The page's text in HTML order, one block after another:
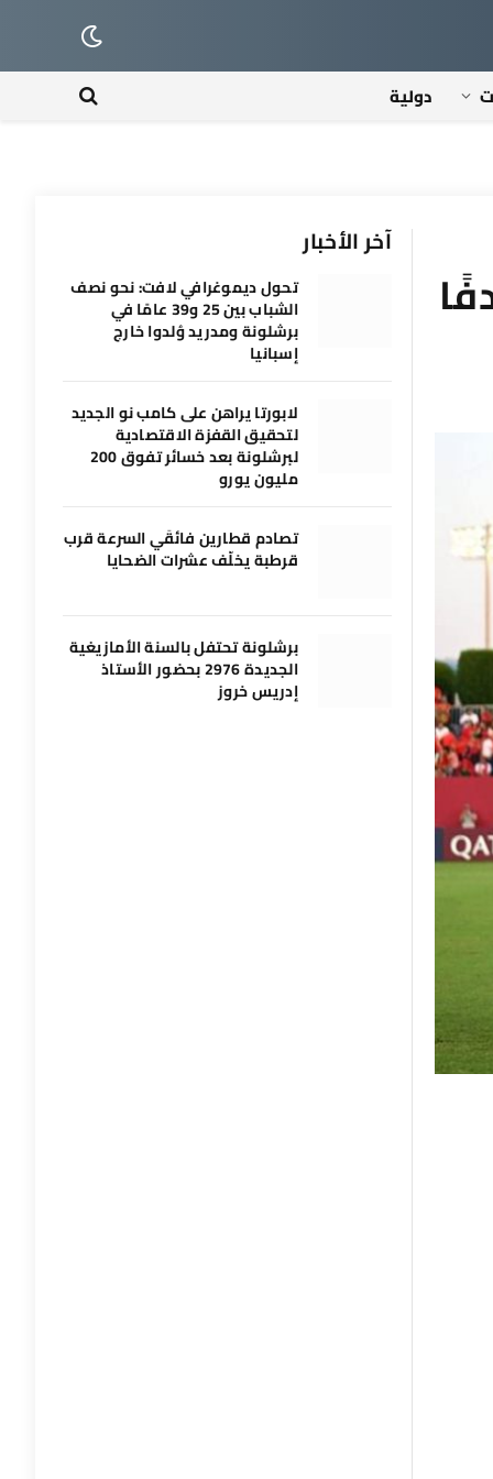
دولية
تاريخيًا بـ16 هدفًا
آخر الأخبار
تحول ديموغرافي لافت: نحو نصف
الشباب بين 25 و39 عامًا في
برشلونة ومدريد وُلدوا خارج
إسبانيا
لابورتا يراهن على كامب نو الجديد
لتحقيق القفزة الاقتصادية
لبرشلونة بعد خسائر تفوق 200
مليون يورو
تصادم قطارين فائقَي السرعة قرب
قرطبة يخلّف عشرات الضحايا
برشلونة تحتفل بالسنة الأمازيغية
الجديدة 2976 بحضور الأستاذ
إدريس خروز